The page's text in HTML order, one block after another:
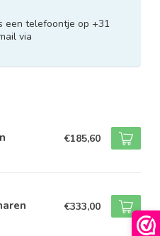
een telefoontje op +31
via
€185,60
€333,00